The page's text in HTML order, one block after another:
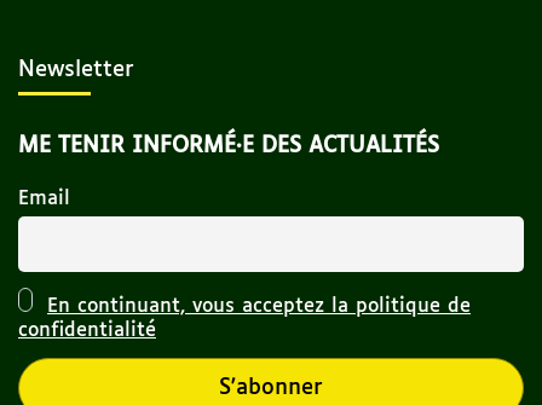
Newsletter
ME TENIR INFORMÉ·E DES ACTUALITÉS
Email
En continuant, vous acceptez la politique de
confidentialité